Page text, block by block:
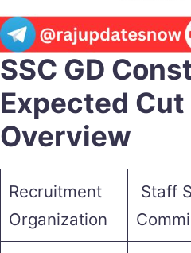
SSC GD
Expected
Overview
Recruitment
Organization
Staff